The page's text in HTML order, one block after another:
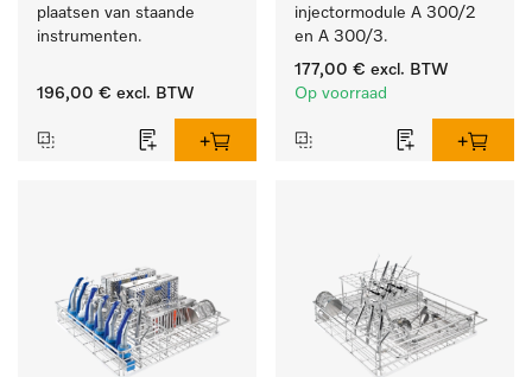
plaatsen van staande
instrumenten.
196,00 € excl. BTW
injectormodule A 300/2
en A 300/3.
177,00 € excl. BTW
Op voorraad